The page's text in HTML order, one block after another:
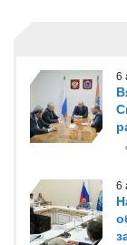
6
6